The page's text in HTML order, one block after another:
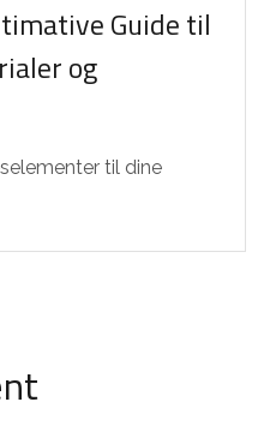
Guide til
og
til dine